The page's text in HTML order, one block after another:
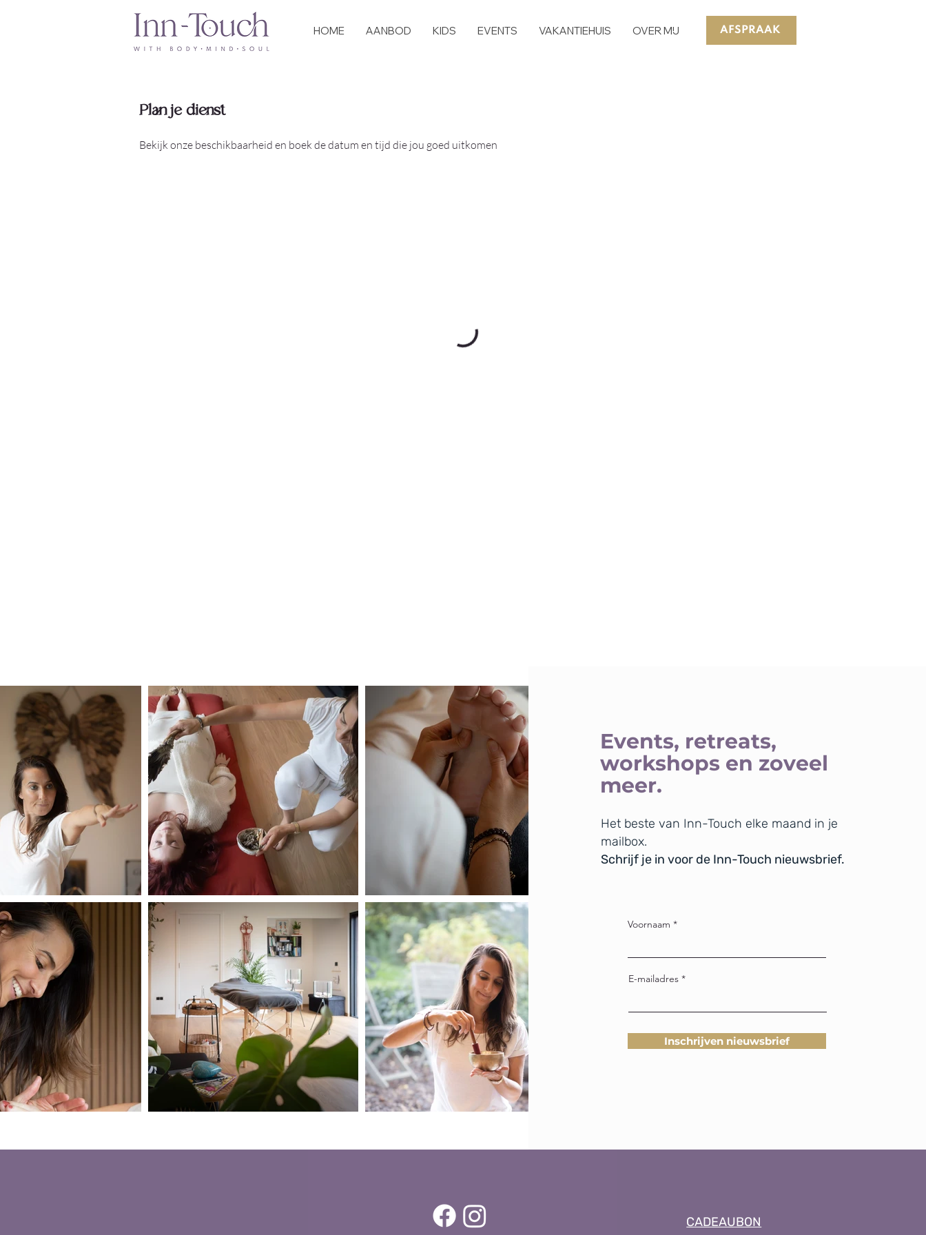
HOME AANBOD KIDS EVENTS VAKANTIEHUIS OVER MIJ AFSPRAAK
Plan je dienst
Bekijk onze beschikbaarheid en boek de datum en tijd die jou goed uitkomen
Events, retreats,
workshops en zoveel
meer.
Het beste van Inn-Touch elke maand in je
mailbox.
Schrijf je in voor de Inn-Touch nieuwsbrief.
Voornaam
E-mailadres
Inschrijven nieuwsbrief
CADEAUBON